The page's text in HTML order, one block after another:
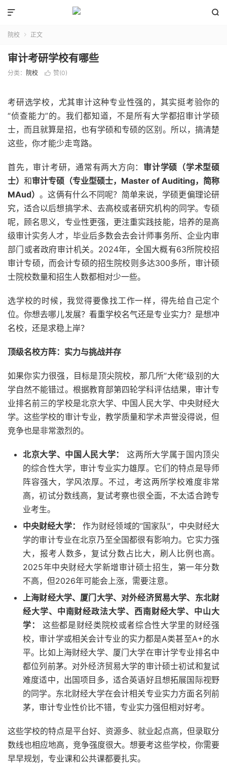


院校  正文
审计考研学校有哪些
分类： 院校  赞(0)
考研选学校，尤其审计这种专业性强的，其实挺考验你的
“侦查能力”的。我们都知道，不是所有大学都招审计学硕
士，而且就算是招，也有学硕和专硕的区别。所以，搞清楚
这些，你才能少走弯路。
首先，审计考研，通常有两大方向： 审计学硕（学术型硕
士） 和审计专硕（专业型硕士，Master of Auditing，简称
MAud）。这俩有什么不同呢？简单来说，学硕更偏理论研
究，适合以后想搞学术、去高校或者研究机构的同学。专硕
呢，顾名思义，专业性更强，更注重实践技能，培养的是高
级审计实务人才，毕业后多数会去会计师事务所、企业内审
部门或者政府审计机关。2024年，全国大概有63所院校招
审计专硕，而会计专硕的招生院校则多达300多所，审计硕
士院校数量和招生人数都相对少一些。
选学校的时候，我觉得要像找工作一样，得先给自己定个
位。你想去哪儿发展？看重学校名气还是专业实力？是想冲
名校，还是求稳上岸？
顶级名校方阵：实力与挑战并存
如果你实力很强，目标是顶尖院校，那几所“大佬”级别的大
学自然不能错过。根据教育部第四轮学科评估结果，审计专
业排名前三的学校是北京大学、中国人民大学、中央财经大
学。这些学校的审计专业，教学质量和学术声誉没得说，但
竞争也是非常激烈的。
北京大学、中国人民大学：
这两所大学属于国内顶尖
的综合性大学，审计专业实力雄厚。它们的特点是导师
阵容强大，学风浓厚。不过，考这两所学校难度非常
高，初试分数线高，复试考察也很全面，不太适合跨专
业考生。
中央财经大学：
作为财经领域的“国家队”，中央财经大
学的审计专业在北京乃至全国都很有影响力。它实力强
大，报考人数多，复试分数占比大，刷人比例也高。
2025年中央财经大学新增审计硕士招生，第一年分数
不高，但2026年可能会上涨，需要注意。
上海财经大学、厦门大学、对外经济贸易大学、东北财
经大学、中南财经政法大学、西南财经大学、中山大
学：
这些都是财经类院校或者综合性大学里的财经强
校，审计学或相关会计专业的实力都是A类甚至A+的水
平。比如上海财经大学、厦门大学在审计学专业排名中
都位列前茅。对外经济贸易大学的审计硕士初试和复试
难度适中，出国项目多，适合英语好且想拓展国际视野
的同学。东北财经大学在会计相关专业实力方面名列前
茅，审计专业性价比不错，专业实力强但相对好考。
这些学校的特点是平台好、资源多、就业起点高，但录取分
数线也相应地高，竞争强度很大。想要考这些学校，你需要
早早规划，专业课和公共课都要扎实。